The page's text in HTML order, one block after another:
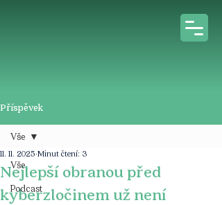
Příspěvek
Vše
Podcast
Vše
Nejlepší obranou před
kyberzločinem už není
11. 11. 2025 Minut čtení: 3